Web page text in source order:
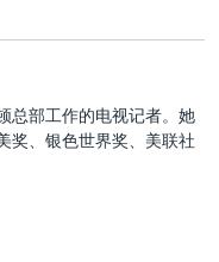
总部工作的电视记者。她
奖、银色世界奖、美联社